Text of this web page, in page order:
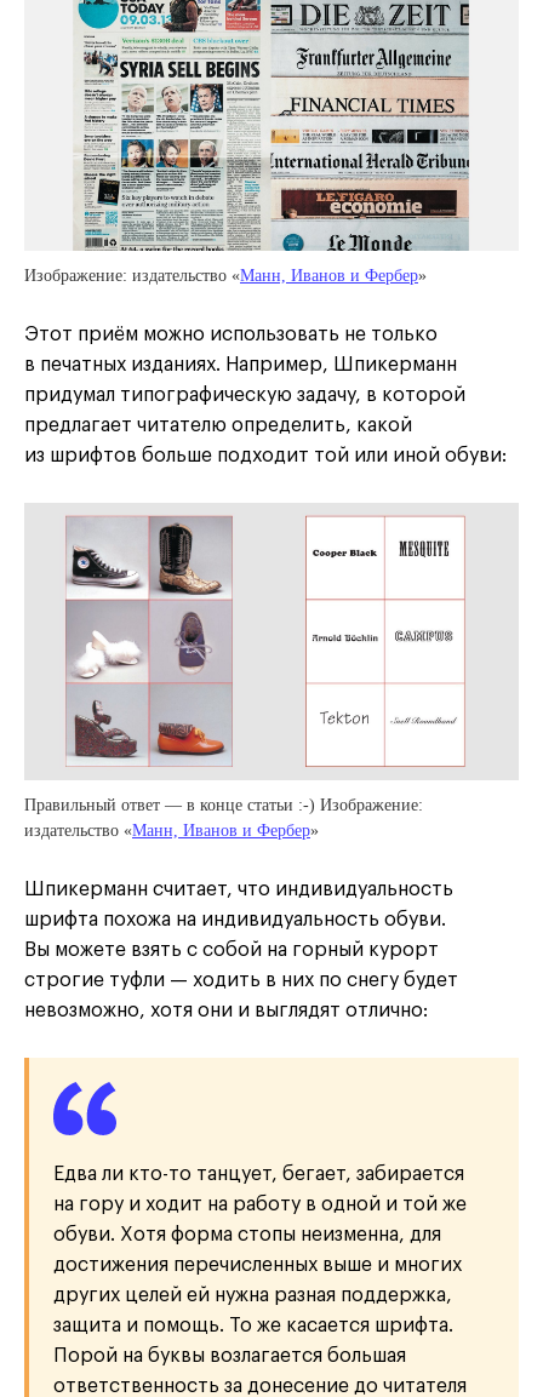
Изображение: издательство «Манн, Иванов и Фербер»
Этот приём можно использовать не только
в печатных изданиях. Например, Шпикерманн
придумал типографическую задачу, в которой
предлагает читателю определить, какой
из шрифтов больше подходит той или иной обуви:
Правильный ответ — в конце статьи :-) Изображение:
издательство «Манн, Иванов и Фербер»
Шпикерманн считает, что индивидуальность
шрифта похожа на индивидуальность обуви.
Вы можете взять с собой на горный курорт
строгие туфли — ходить в них по снегу будет
невозможно, хотя они и выглядят отлично:
Едва ли кто-то танцует, бегает, забирается
на гору и ходит на работу в одной и той же
обуви. Хотя форма стопы неизменна, для
достижения перечисленных выше и многих
других целей ей нужна разная поддержка,
защита и помощь. То же касается шрифта.
Порой на буквы возлагается большая
ответственность за донесение до читателя